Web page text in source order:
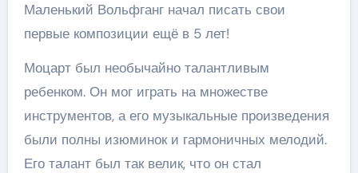
Маленький Вольфганг начал писать свои
первые композиции ещё в 5 лет!
Моцарт был необычайно талантливым
ребенком. Он мог играть на множестве
инструментов, а его музыкальные произведения
были полны изюминок и гармоничных мелодий.
Его талант был так велик, что он стал